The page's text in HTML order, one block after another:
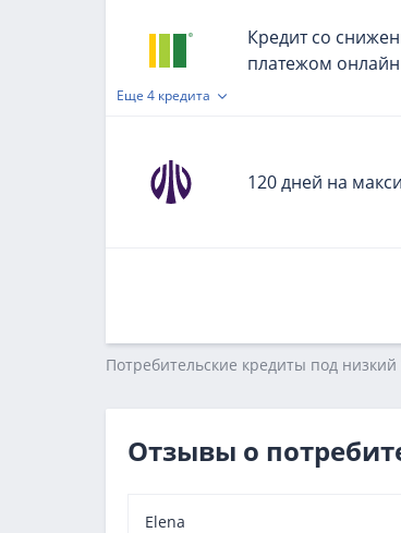
Кредит со
платежом онлайн
Еще 4 кредита
120 дней на
Потребительские кредиты под
Отзывы о
Elena